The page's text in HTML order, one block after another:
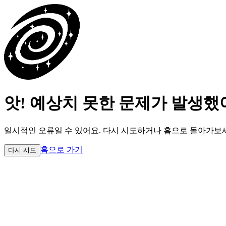
앗! 예상치 못한 문제가 발생했
일시적인 오류일 수 있어요. 다시 시도하거나 홈으로 돌아가보
다시 시도 홈으로 가기